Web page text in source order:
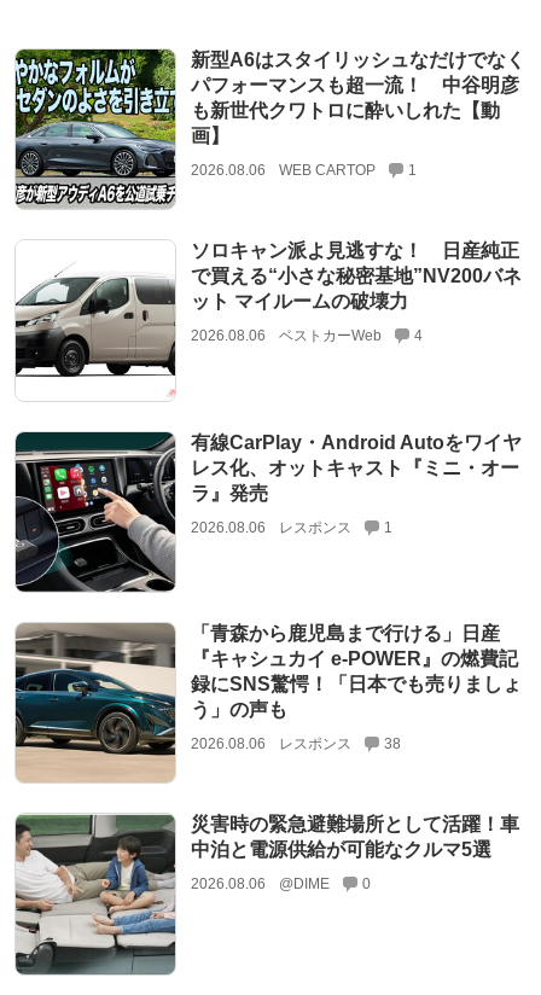
新型A6はスタイリッシュなだけでなく
パフォーマンスも超一流！ 中谷明彦
も新世代クワトロに酔いしれた【動
画】
2026.08.06 WEB CARTOP 1
ソロキャン派よ見逃すな！ 日産純正
で買える“小さな秘密基地”NV200バネ
ット マイルームの破壊力
2026.08.06 ベストカーWeb 4
有線CarPlay・Android Autoをワイヤ
レス化、オットキャスト『ミニ・オー
ラ』発売
2026.08.06 レスポンス 1
「青森から鹿児島まで行ける」日産
『キャシュカイ e-POWER』の燃費記
録にSNS驚愕！「日本でも売りましょ
う」の声も
2026.08.06 レスポンス 38
災害時の緊急避難場所として活躍！車
中泊と電源供給が可能なクルマ5選
2026.08.06 @DIME 0